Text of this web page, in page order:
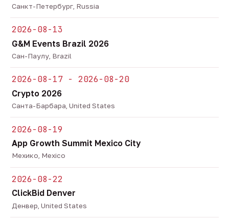
Санкт-Петербург, Russia
2026-08-13
G&M Events Brazil 2026
Сан-Паулу, Brazil
2026-08-17 - 2026-08-20
Crypto 2026
Санта-Барбара, United States
2026-08-19
App Growth Summit Mexico City
Мехико, Mexico
2026-08-22
ClickBid Denver
Денвер, United States